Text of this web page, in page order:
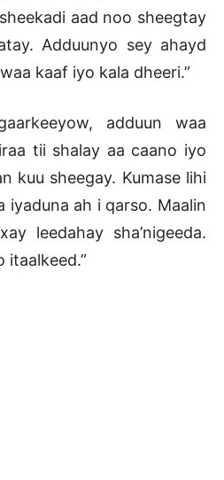
aad noo sheegtay
Adduunyo sey ahayd
kaaf iyo kala dheeri.”
adduun waa
tii shalay aa caano iyo
kuu sheegay. Kumase lihi
iyaduna ah i qarso. Maalin
leedahay sha’nigeeda.
itaalkeed.”